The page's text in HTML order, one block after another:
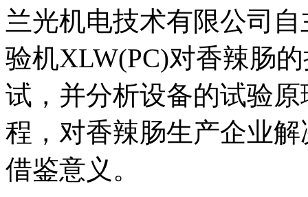
兰光机电技术有限公司
验机XLW(PC)对香辣肠
试，并分析设备的试验
程，对香辣肠生产企业
借鉴意义。